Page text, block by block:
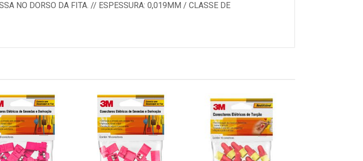
NO DORSO DA FITA. // ESPESSURA: 0,019MM / CLASSE DE